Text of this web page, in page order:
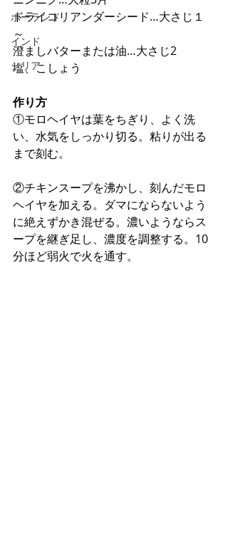
ポーランド
インド
シリア
ドライコリアンダーシード…大さじ１
～
澄ましバターまたは油…大さじ2
塩、こしょう
作り方
①モロヘイヤは葉をちぎり、よく洗
い、水気をしっかり切る。粘りが出る
まで刻む。
②チキンスープを沸かし、刻んだモロ
ヘイヤを加える。ダマにならないよう
に絶えずかき混ぜる。濃いようならス
ープを継ぎ足し、濃度を調整する。10
分ほど弱火で火を通す。